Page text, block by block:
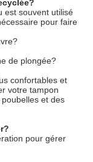
est souvent utilisé
pour faire
de plongée?
confortables et
votre tampon
et des
pour gérer